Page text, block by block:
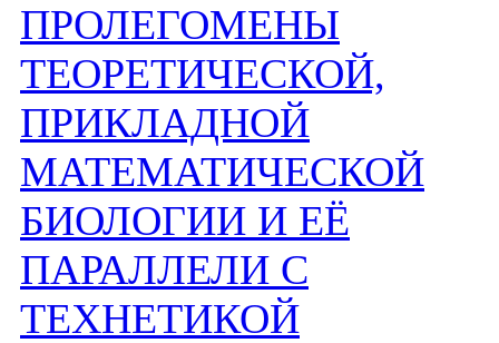
ПРОЛЕГОМЕНЫ
ТЕОРЕТИЧЕСКОЙ,
ПРИКЛАДНОЙ
МАТЕМАТИЧЕСКОЙ
БИОЛОГИИ И ЕЁ
ПАРАЛЛЕЛИ С
ТЕХНЕТИКОЙ